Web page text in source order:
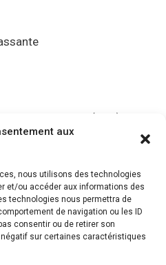
aux
nous utilisons des technologies
et/ou accéder aux informations des
technologies nous permettra de
de navigation ou les ID
consentir ou de retirer son
sur certaines caractéristiques
en lecture (Brut)
100Go/disque
4K 120Hz et
v. 2.1)